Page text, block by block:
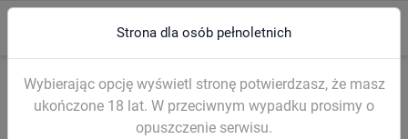
search
Strona główna LIQUIDY (sól nikotynowa) Liquidy SIGMA Salt 10ml
Strona dla osób pełnoletnich
Wybierając opcję wyświetl stronę potwierdzasz, że masz
ukończone 18 lat. W przeciwnym wypadku prosimy o
opuszczenie serwisu.